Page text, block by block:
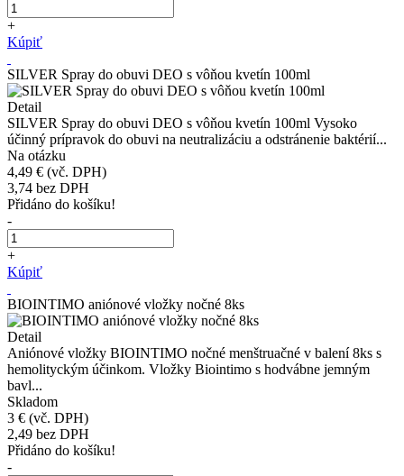
+
Kúpiť
SILVER Spray do obuvi DEO s vôňou kvetín 100ml
Detail
SILVER Spray do obuvi DEO s vôňou kvetín 100ml Vysoko
účinný prípravok do obuvi na neutralizáciu a odstránenie baktérií...
Na otázku
4,49 € (vč. DPH)
3,74 bez DPH
Přidáno do košíku!
-
+
Kúpiť
BIOINTIMO aniónové vložky nočné 8ks
Detail
Aniónové vložky BIOINTIMO nočné menštruačné v balení 8ks s
hemolityckým účinkom. Vložky Biointimo s hodvábne jemným
bavl...
Skladom
3 € (vč. DPH)
2,49 bez DPH
Přidáno do košíku!
-